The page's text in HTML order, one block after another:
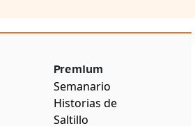
Premium
Semanario
Historias de
Saltillo